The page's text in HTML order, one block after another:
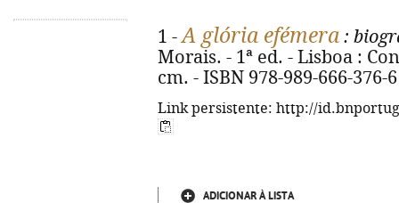
1 -A glória efémera :
Morais. - 1ª ed. - Lisboa :
cm. - ISBN 978-989-666-376-6
Link persistente: http://
ADICIONAR À LISTA